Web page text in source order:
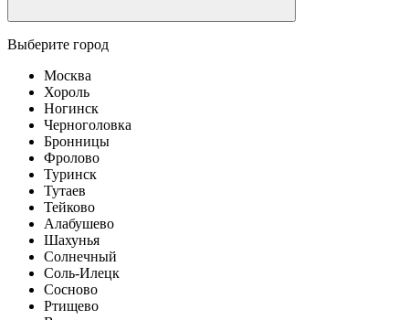
Выберите город
Москва
Хороль
Ногинск
Черноголовка
Бронницы
Фролово
Туринск
Тутаев
Тейково
Алабушево
Шахунья
Солнечный
Соль-Илецк
Сосново
Ртищево